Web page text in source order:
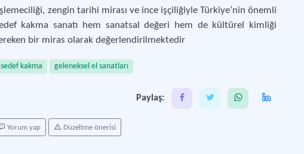
zengin tarihi mirası ve ince işçiliğiyle Türkiye’nin önemli
kakma sanatı hem sanatsal değeri hem de kültürel kimliği
bir miras olarak değerlendirilmektedir
sedef kakma geleneksel el sanatları
Paylaş:
Yorum yap Düzeltme önerisi